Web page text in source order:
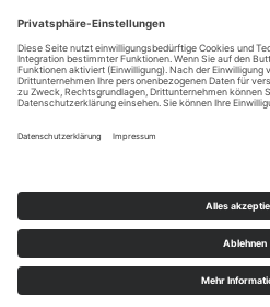
Impressum
Datenschutzerkläerung
Allgemeine
Cookie-Einstellungen
DIE NR.1 FÜR
MOBILES